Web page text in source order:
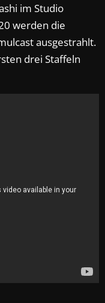
im Studio
werden die
ausgestrahlt.
drei Staffeln